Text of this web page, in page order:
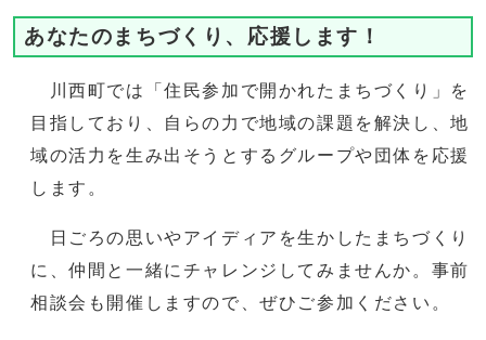
あなたのまちづくり、応援します！
川西町では「住民参加で開かれたまちづくり」を
目指しており、自らの力で地域の課題を解決し、地
域の活力を生み出そうとするグループや団体を応援
します。
日ごろの思いやアイディアを生かしたまちづくり
に、仲間と一緒にチャレンジしてみませんか。事前
相談会も開催しますので、ぜひご参加ください。